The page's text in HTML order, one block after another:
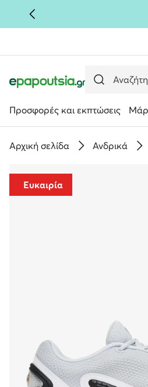
ΜΕΤΆΒΑΣΗ ΣΤΟ ΚΎΡΙΟ
Προσφορές και εκπτώσεις
Αρχική σελίδα Ανδρικά
Ευκαιρία